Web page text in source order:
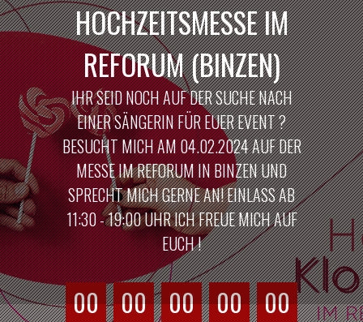
HOCHZEITSMESSE IM
REFORUM (BINZEN)
IHR SEID NOCH AUF DER SUCHE NACH
EINER SÄNGERIN FÜR EUER EVENT ?
BESUCHT MICH AM 04.02.2024 AUF DER
MESSE IM REFORUM IN BINZEN UND
SPRECHT MICH GERNE AN! EINLASS AB
11:30 - 19:00 UHR ICH FREUE MICH AUF
EUCH !
00 00 00 00 00